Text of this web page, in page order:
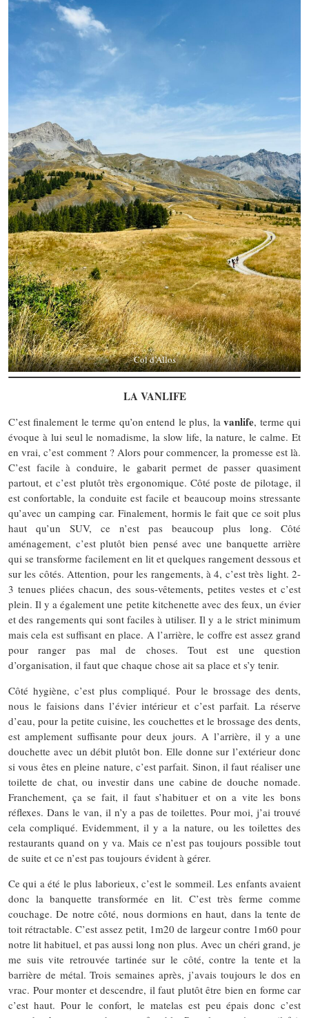
Col d’Allos
LA VANLIFE
C’est finalement le terme qu’on entend le plus, lavanlife, terme qui
évoque à lui seul le nomadisme, la slow life, la nature, le calme. Et
en vrai, c’est comment ? Alors pour commencer, la promesse est là.
C’est facile à conduire, le gabarit permet de passer quasiment
partout, et c’est plutôt très ergonomique. Côté poste de pilotage, il
est confortable, la conduite est facile et beaucoup moins stressante
qu’avec un camping car. Finalement, hormis le fait que ce soit plus
haut qu’un SUV, ce n’est pas beaucoup plus long. Côté
aménagement, c’est plutôt bien pensé avec une banquette arrière
qui se transforme facilement en lit et quelques rangement dessous et
sur les côtés. Attention, pour les rangements, à 4, c’est très light. 2-
3 tenues pliées chacun, des sous-vêtements, petites vestes et c’est
plein. Il y a également une petite kitchenette avec des feux, un évier
et des rangements qui sont faciles à utiliser. Il y a le strict minimum
mais cela est suffisant en place. A l’arrière, le coffre est assez grand
pour ranger pas mal de choses. Tout est une question
d’organisation, il faut que chaque chose ait sa place et s’y tenir.
Côté hygiène, c’est plus compliqué. Pour le brossage des dents,
nous le faisions dans l’évier intérieur et c’est parfait. La réserve
d’eau, pour la petite cuisine, les couchettes et le brossage des dents,
est amplement suffisante pour deux jours. A l’arrière, il y a une
douchette avec un débit plutôt bon. Elle donne sur l’extérieur donc
si vous êtes en pleine nature, c’est parfait. Sinon, il faut réaliser une
toilette de chat, ou investir dans une cabine de douche nomade.
Franchement, ça se fait, il faut s’habituer et on a vite les bons
réflexes. Dans le van, il n’y a pas de toilettes. Pour moi, j’ai trouvé
cela compliqué. Evidemment, il y a la nature, ou les toilettes des
restaurants quand on y va. Mais ce n’est pas toujours possible tout
de suite et ce n’est pas toujours évident à gérer.
Ce qui a été le plus laborieux, c’est le sommeil. Les enfants avaient
donc la banquette transformée en lit. C’est très ferme comme
couchage. De notre côté, nous dormions en haut, dans la tente de
toit rétractable. C’est assez petit, 1m20 de largeur contre 1m60 pour
notre lit habituel, et pas aussi long non plus. Avec un chéri grand, je
me suis vite retrouvée tartinée sur le côté, contre la tente et la
barrière de métal. Trois semaines après, j’avais toujours le dos en
vrac. Pour monter et descendre, il faut plutôt être bien en forme car
c’est haut. Pour le confort, le matelas est peu épais donc c’est